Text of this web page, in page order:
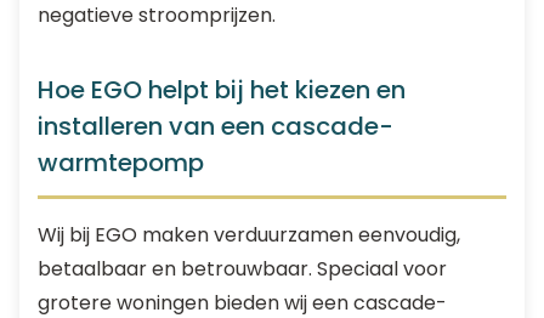
negatieve stroomprijzen.
Hoe EGO helpt bij het kiezen en
installeren van een cascade-
warmtepomp
Wij bij EGO maken verduurzamen eenvoudig,
betaalbaar en betrouwbaar. Speciaal voor
grotere woningen bieden wij een cascade-